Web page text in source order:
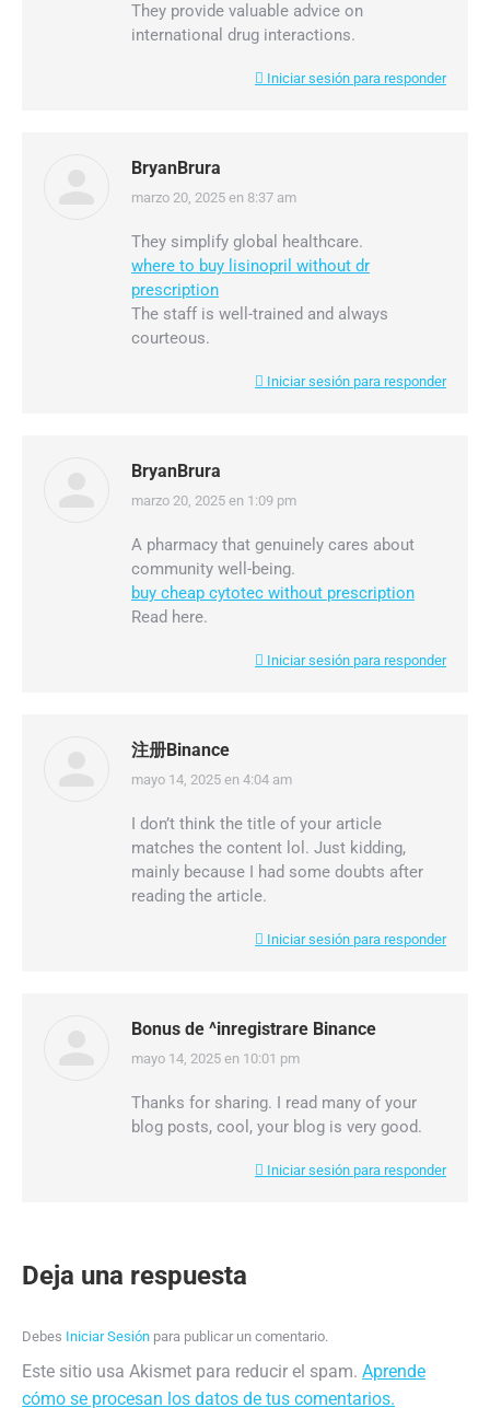
They provide valuable advice on
international drug interactions.
Iniciar sesión para responder
BryanBrura
dice:
marzo 20, 2025 en 8:37 am
They simplify global healthcare.
where to buy lisinopril without dr
prescription
The staff is well-trained and always
courteous.
Iniciar sesión para responder
BryanBrura
dice:
marzo 20, 2025 en 1:09 pm
A pharmacy that genuinely cares about
community well-being.
buy cheap cytotec without prescription
Read here.
Iniciar sesión para responder
注册Binance
dice:
mayo 14, 2025 en 4:04 am
I don’t think the title of your article
matches the content lol. Just kidding,
mainly because I had some doubts after
reading the article.
Iniciar sesión para responder
Bonus de ^inregistrare Binance
dice:
mayo 14, 2025 en 10:01 pm
Thanks for sharing. I read many of your
blog posts, cool, your blog is very good.
Iniciar sesión para responder
Deja una respuesta
Debes Iniciar Sesión para publicar un comentario.
Este sitio usa Akismet para reducir el spam. Aprende
cómo se procesan los datos de tus comentarios.